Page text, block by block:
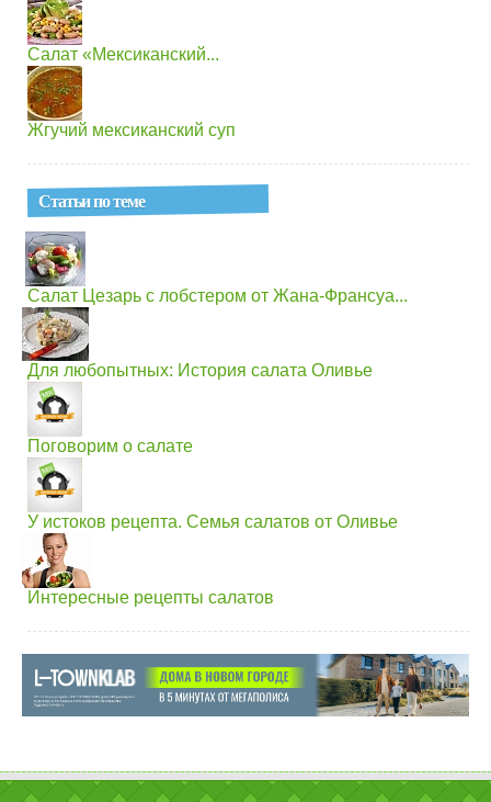
Салат «Мексиканский...
Жгучий мексиканский суп
Статьи по теме
Салат Цезарь с лобстером от Жана-Франсуа...
Для любопытных: История салата Оливье
Поговорим о салате
У истоков рецепта. Семья салатов от Оливье
Интересные рецепты салатов